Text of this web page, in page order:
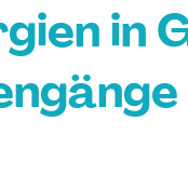
in